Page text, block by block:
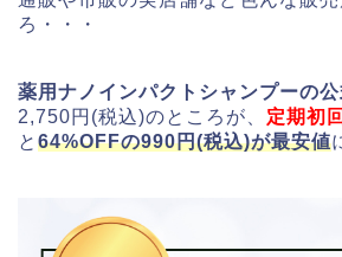
ろ・・・
薬用ナノインパクトシャンプーの公
2,750円(税込)のところが、 定期初
と 64%OFFの990円(税込)が最安値